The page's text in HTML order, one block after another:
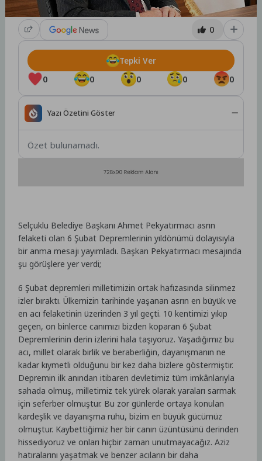
0
0 0 0 0 0
Tepki Ver
Yazı Özetini Göster
Özet bulunamadı.
Selçuklu Belediye Başkanı Ahmet Pekyatırmacı asrın
felaketi olan 6 Şubat Depremlerinin yıldönümü dolayısıyla
bir anma mesajı yayımladı. Başkan Pekyatırmacı mesajında
şu görüşlere yer verdi;
6 Şubat depremleri milletimizin ortak hafızasında silinmez
izler bıraktı. Ülkemizin tarihinde yaşanan asrın en büyük ve
en acı felaketinin üzerinden 3 yıl geçti. 10 kentimizi yıkıp
geçen, on binlerce canımızı bizden koparan 6 Şubat
Depremlerinin derin izlerini hala taşıyoruz. Yaşadığımız bu
acı, millet olarak birlik ve beraberliğin, dayanışmanın ne
kadar kıymetli olduğunu bir kez daha bizlere göstermiştir.
Depremin ilk anından itibaren devletimiz tüm imkânlarıyla
sahada olmuş, milletimiz tek yürek olarak yaraları sarmak
için seferber olmuştur. Bu zor günlerde ortaya konulan
kardeşlik ve dayanışma ruhu, bizim en büyük gücümüz
olmuştur. Kaybettiğimiz her bir canın üzüntüsünü derinden
hissediyoruz ve onları hiçbir zaman unutmayacağız. Aziz
hatıralarını yaşatmak ve benzer acıların bir daha